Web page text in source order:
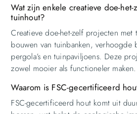
Wat zijn enkele creatieve doe-
tuinhout?
Creatieve doe-het-zelf projecten met
bouwen van tuinbanken, verhoogde
pergola’s en tuinpaviljoens. Deze
zowel mooier als functioneler maken.
Waarom is FSC-gecertificeerd
FSC-gecertificeerd hout komt uit